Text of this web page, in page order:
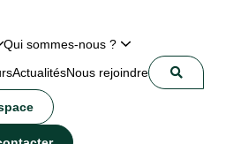
Qui sommes-nous ?
ActualitésNous rejoindre